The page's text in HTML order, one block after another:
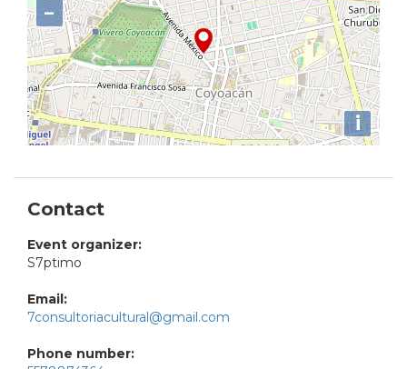
−
i
Contact
Event organizer:
S7ptimo
Email:
7consultoriacultural@gmail.com
Phone number: